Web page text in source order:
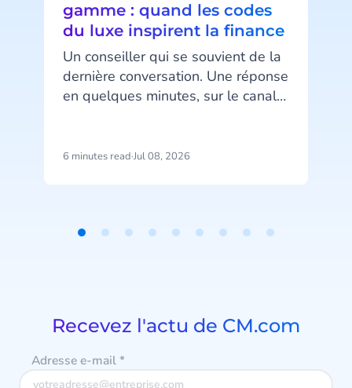
gamme : quand les codes
du luxe inspirent la finance
Un conseiller qui se souvient de la
dernière conversation. Une réponse
en quelques minutes, sur le canal
tard. Ce niveau d’attention, associé
6 minutes read·Jul 08, 2026
Recevez l'actu de CM.com
Adresse e-mail*